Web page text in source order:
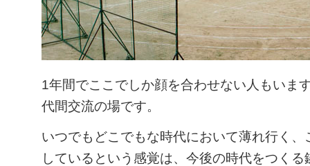
1年間でここでしか顔を合わせない人もいま
代間交流の場です。
いつでもどこでもな時代において薄れ行く、
しているという感覚は、今後の時代をつく